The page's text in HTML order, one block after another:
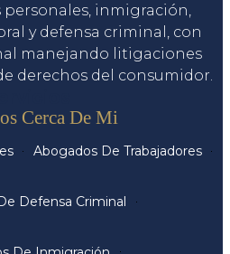
inmigración,
y defensa criminal, con
manejando litigaciones
derechos del consumidor.
Cerca De Mi
Abogados De Trabajadores
Defensa Criminal